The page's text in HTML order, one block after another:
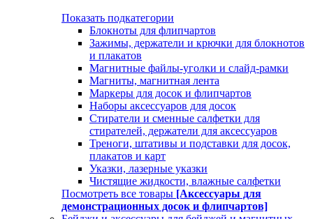
Показать подкатегории
Блокноты для флипчартов
Зажимы, держатели и крючки для блокнотов
и плакатов
Магнитные файлы-уголки и слайд-рамки
Магниты, магнитная лента
Маркеры для досок и флипчартов
Наборы аксессуаров для досок
Стиратели и сменные салфетки для
стирателей, держатели для аксессуаров
Треноги, штативы и подставки для досок,
плакатов и карт
Указки, лазерные указки
Чистящие жидкости, влажные салфетки
Посмотреть все товары [Аксессуары для
демонстрационных досок и флипчартов]